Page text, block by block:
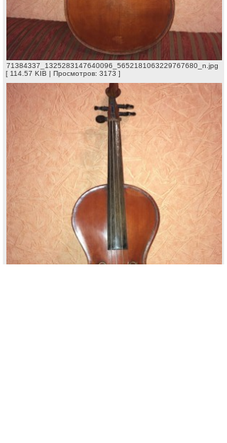
71384337_1325283147640096_5652181063229767680_n.jpg
[ 114.57 KIB | Просмотров: 3173 ]